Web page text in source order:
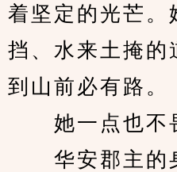
着坚定的光芒。
挡、水来土掩的
到山前必有路。
她一点也不
华安郡主的